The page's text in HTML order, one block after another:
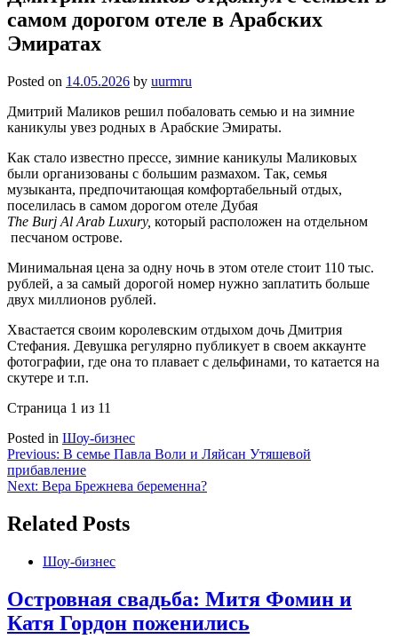
самом дорогом отеле в Арабских
Эмиратах
Posted on 14.05.2026 by uurmru
Дмитрий Маликов решил побаловать семью и на зимние
каникулы увез родных в Арабские Эмираты.
Как стало известно прессе, зимние каникулы Маликовых
были организованы с большим размахом. Так, семья
музыканта, предпочитающая комфортабельный отдых,
поселилась в самом дорогом отеле Дубая
The Burj Al Arab Luxury, который расположен на отдельном
песчаном острове.
Минимальная цена за одну ночь в этом отеле стоит 110 тыс.
рублей, а за самый дорогой номер нужно заплатить больше
двух миллионов рублей.
Хвастается своим королевским отдыхом дочь Дмитрия
Стефания. Девушка регулярно публикует в своем аккаунте
фотографии, где она то плавает с дельфинами, то катается на
скутере и т.п.
Страница 1 из 11
Posted in Шоу-бизнес
Навигация
по
Previous: В семье Павла Воли и Ляйсан Утяшевой
прибавление
Next: Вера Брежнева беременна?
Related Posts
Шоу-бизнес
Островная свадьба: Митя Фомин и
Катя Гордон поженились